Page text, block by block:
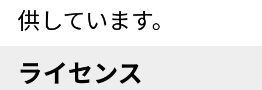
供しています。
ライセンス